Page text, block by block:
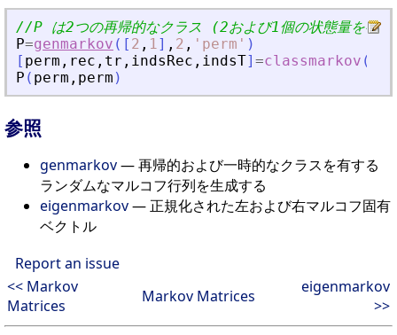
//P は2つの再帰的なクラス (2および1個の状態量を有
P=genmarkov ( [ 2 , 1] , 2 , ' perm ' )
[ perm , rec , tr , indsRec , indsT] =classmarkov (
P ( perm , perm )
参照
genmarkov— 再帰的および一時的なクラスを有する
ランダムなマルコフ行列を生成する
eigenmarkov— 正規化された左および右マルコフ固有
ベクトル
Report an issue
<< Markov
Matrices
Markov Matrices
eigenmarkov
>>